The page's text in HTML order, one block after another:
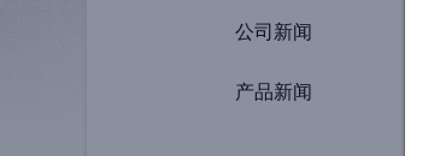
公司新闻
产品新闻